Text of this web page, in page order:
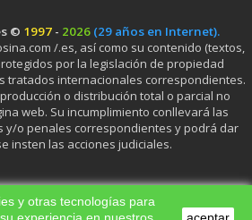
© 1997- 2026 (29 años en Internet).
/.es, así como su contenido (textos,
por la legislación de propiedad
tratados internacionales correspondientes.
o distribución total o parcial no
web. Su incumplimiento conllevará las
y/o penales correspondientes y podrá dar
insten las acciones judiciales.
y otras tecnologías para